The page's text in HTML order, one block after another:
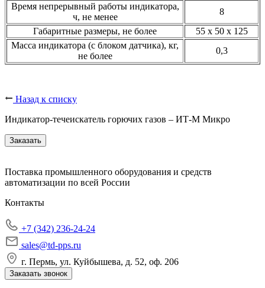
Время непрерывный работы индикатора,
ч, не менее
8
Габаритные размеры, не более
55 x 50 x 125
Масса индикатора (с блоком датчика), кг,
не более
0,3
Назад к списку
Индикатор-течеискатель горючих газов – ИТ-М Микро
Заказать
Поставка промышленного оборудования и средств
автоматизации по всей России
Контакты
+7 (342) 236-24-24
sales@td-pps.ru
г. Пермь, ул. Куйбышева, д. 52, оф. 206
Заказать звонок